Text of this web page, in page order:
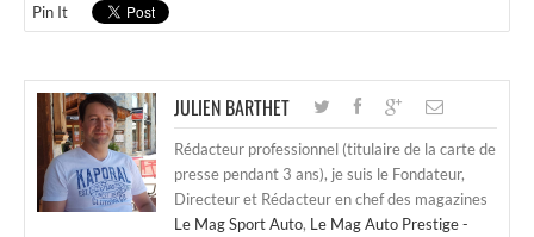
Pin It
JULIEN BARTHET
Rédacteur professionnel (titulaire de la carte de
presse pendant 3 ans), je suis le Fondateur,
Directeur et Rédacteur en chef des magazines
Le Mag Sport Auto, Le Mag Auto Prestige -